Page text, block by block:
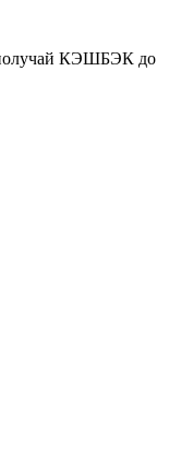
КЭШБЭК до